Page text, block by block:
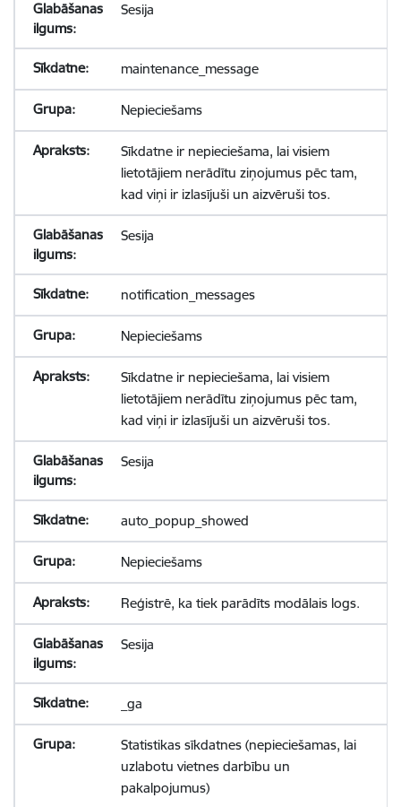
Sesija
maintenance_message
Nepieciešams
Sīkdatne ir nepieciešama, lai visiem
lietotājiem nerādītu ziņojumus pēc tam,
kad viņi ir izlasījuši un aizvēruši tos.
Sesija
notification_messages
Nepieciešams
Sīkdatne ir nepieciešama, lai visiem
lietotājiem nerādītu ziņojumus pēc tam,
kad viņi ir izlasījuši un aizvēruši tos.
Sesija
auto_popup_showed
Nepieciešams
Reģistrē, ka tiek parādīts modālais logs.
Sesija
_ga
Statistikas sīkdatnes (nepieciešamas, lai
uzlabotu vietnes darbību un
pakalpojumus)